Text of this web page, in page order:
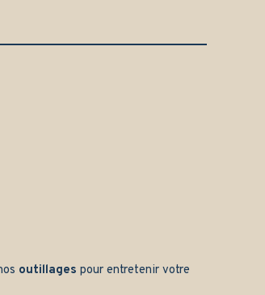
outillages pour entretenir votre